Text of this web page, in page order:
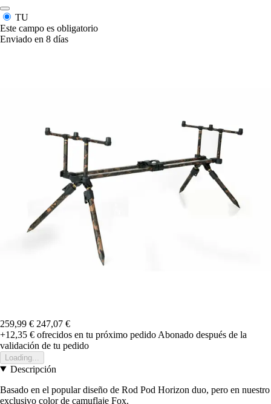
TU
Este campo es obligatorio
Enviado en 8 días
259,99 € 247,07 €
+12,35 € ofrecidos en tu próximo pedido Abonado después de la
validación de tu pedido
Loading...
Descripción
Basado en el popular diseño de Rod Pod Horizon duo, pero en nuestro
exclusivo color de camuflaje Fox.